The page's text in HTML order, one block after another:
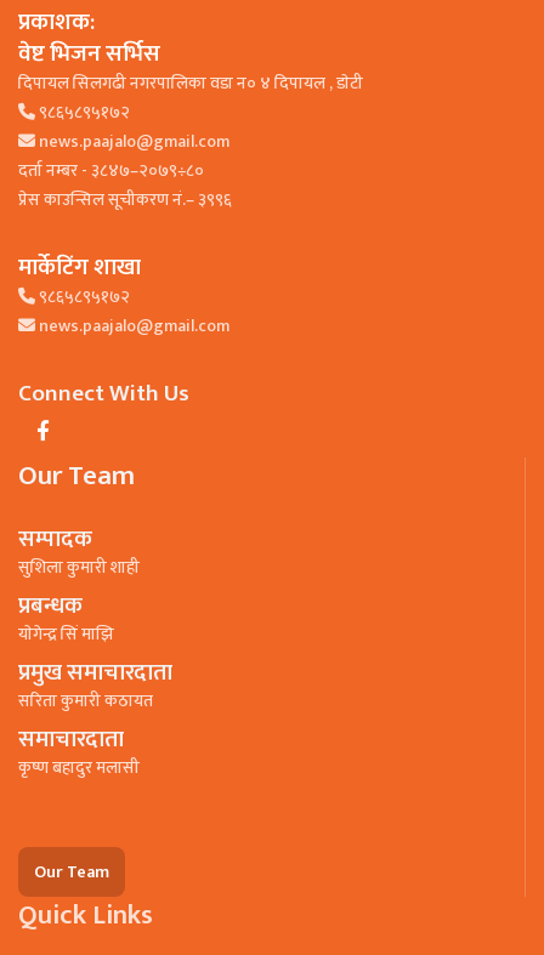
प्रकाशक:
वेष्ट भिजन सर्भिस
दिपायल सिलगढी नगरपालिका वडा न० ४ दिपायल , डाेटी
९८६५८९५१७२
news.paajalo@gmail.com
दर्ता नम्बर - ३८४७–२०७९÷८०
प्रेस काउन्सिल सूचीकरण नं.– ३९९६
मार्केटिंग शाखा
९८६५८९५१७२
news.paajalo@gmail.com
Connect With Us
Our Team
सम्पादक
सुशिला कुमारी शाही
प्रबन्धक
याेगेन्द्र सिं माझि
प्रमुख समाचारदाता
सरिता कुमारी कठायत
समाचारदाता
कृष्ण बहादुर मलासी
Our Team
Quick Links